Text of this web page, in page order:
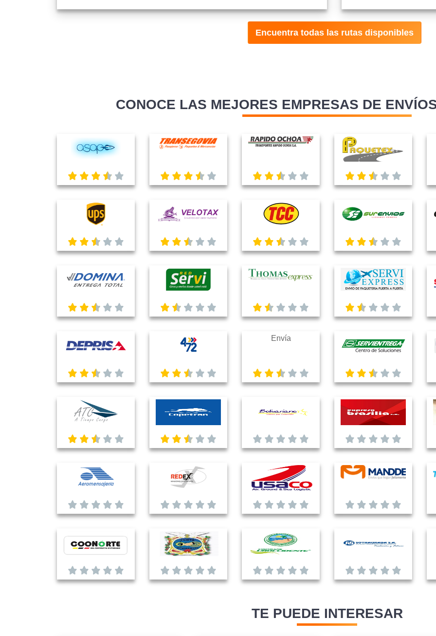
Encuentra todas las rutas disponibles
CONOCE LAS MEJORES EMPRESAS DE
Envía
TE PUEDE INTERESAR